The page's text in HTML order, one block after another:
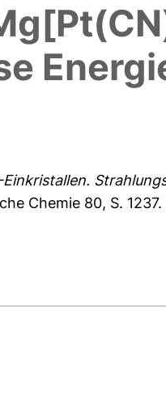
Chemie 80, S. 1237.